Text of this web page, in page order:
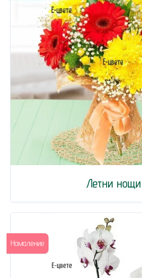
Летни нощи
Намаление